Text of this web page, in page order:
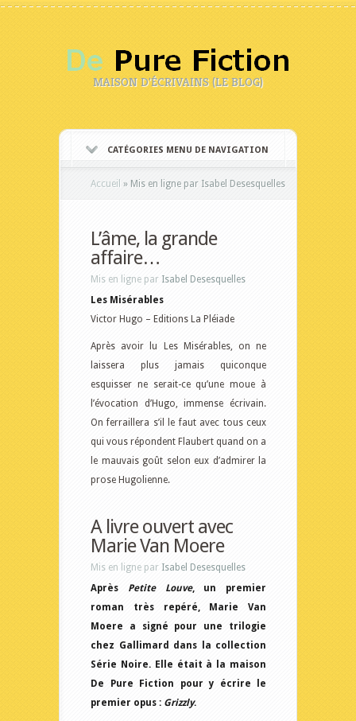
MAISON D'ÉCRIVAINS (LE BLOG)
CATÉGORIES MENU DE NAVIGATION
Accueil » Mis en ligne par Isabel Desesquelles
L’âme, la grande
affaire…
Mis en ligne par Isabel Desesquelles
Les Misérables
Victor Hugo – Editions La Pléiade
Après avoir lu Les Misérables, on ne
laissera plus jamais quiconque
esquisser ne serait-ce qu’une moue à
l’évocation d’Hugo, immense écrivain.
On ferraillera s’il le faut avec tous ceux
qui vous répondent Flaubert quand on a
le mauvais goût selon eux d’admirer la
prose Hugolienne.
A livre ouvert avec
Marie Van Moere
Mis en ligne par Isabel Desesquelles
Après Petite Louve, un premier
roman très repéré, Marie Van
Moere a signé pour une trilogie
chez Gallimard dans la collection
Série Noire. Elle était à la maison
De Pure Fiction pour y écrire le
premier opus : Grizzly.